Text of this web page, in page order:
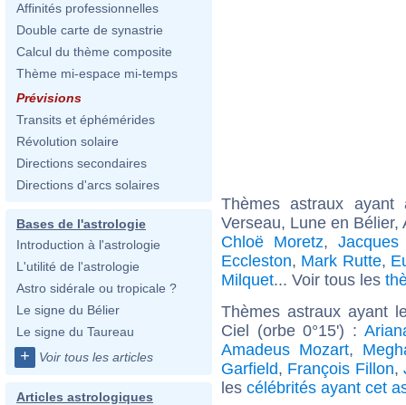
Affinités professionnelles
Double carte de synastrie
Calcul du thème composite
Thème mi-espace mi-temps
Prévisions
Transits et éphémérides
Révolution solaire
Directions secondaires
Directions d'arcs solaires
Bases de l'astrologie
Introduction à l'astrologie
L'utilité de l'astrologie
Astro sidérale ou tropicale ?
Le signe du Bélier
Le signe du Taureau
+ Voir tous les articles
Articles astrologiques
Thèmes astraux
Verseau, Lune en
Chloë Moretz,
Eccleston, Mark Rutte,
Milquet... Voir tous les
Thèmes astraux ayant
Ciel (orbe 0°15') :
Amadeus Mozart,
Garfield, François Fillon,
les célébrités ayant cet